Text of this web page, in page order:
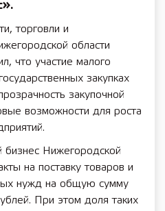
торговли и
области
что участие малого
закупках
закупочной
возможности для роста
Нижегородской
на поставку товаров и
нужд на общую сумму
При этом доля таких